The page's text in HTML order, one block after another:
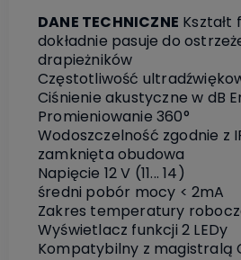
DANE TECHNICZNE Kształt
dokładnie pasuje do
drapieżników
Częstotliwość
Ciśnienie akustyczne w dB
Promieniowanie 360°
Wodoszczelność zgodnie z
zamknięta obudowa
Napięcie 12 V (11... 14)
średni pobór mocy < 2mA
Zakres temperatury
Wyświetlacz funkcji 2 LEDy
Kompatybilny z magistralą